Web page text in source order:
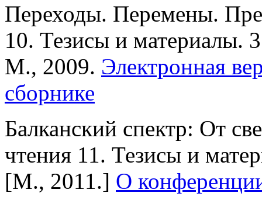
Переходы. Перемены.
10. Тезисы и материалы.
М., 2009. Электронная
сборнике
Балканский спектр: От
чтения 11. Тезисы и
[М., 2011.] О